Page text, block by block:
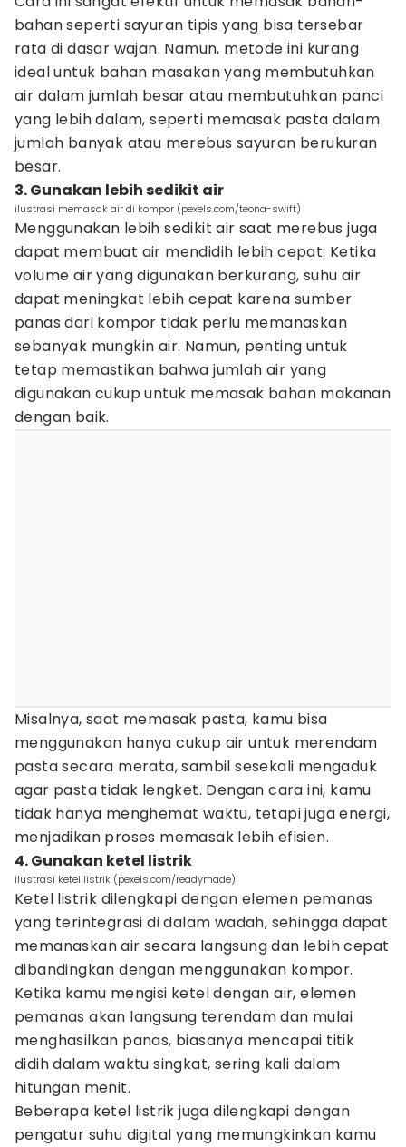
bahan seperti sayuran tipis yang bisa tersebar
rata di dasar wajan. Namun, metode ini kurang
ideal untuk bahan masakan yang membutuhkan
air dalam jumlah besar atau membutuhkan panci
yang lebih dalam, seperti memasak pasta dalam
jumlah banyak atau merebus sayuran berukuran
besar.
3. Gunakan lebih sedikit air
ilustrasi memasak air di kompor (pexels.com/teona-swift)
Menggunakan lebih sedikit air saat merebus juga
dapat membuat air mendidih lebih cepat. Ketika
volume air yang digunakan berkurang, suhu air
dapat meningkat lebih cepat karena sumber
panas dari kompor tidak perlu memanaskan
sebanyak mungkin air. Namun, penting untuk
tetap memastikan bahwa jumlah air yang
digunakan cukup untuk memasak bahan makanan
dengan baik.
Misalnya, saat memasak pasta, kamu bisa
menggunakan hanya cukup air untuk merendam
pasta secara merata, sambil sesekali mengaduk
agar pasta tidak lengket. Dengan cara ini, kamu
tidak hanya menghemat waktu, tetapi juga energi,
menjadikan proses memasak lebih efisien.
4. Gunakan ketel listrik
ilustrasi ketel listrik (pexels.com/readymade)
Ketel listrik dilengkapi dengan elemen pemanas
yang terintegrasi di dalam wadah, sehingga dapat
memanaskan air secara langsung dan lebih cepat
dibandingkan dengan menggunakan kompor.
Ketika kamu mengisi ketel dengan air, elemen
pemanas akan langsung terendam dan mulai
menghasilkan panas, biasanya mencapai titik
didih dalam waktu singkat, sering kali dalam
hitungan menit.
Beberapa ketel listrik juga dilengkapi dengan
pengatur suhu digital yang memungkinkan kamu